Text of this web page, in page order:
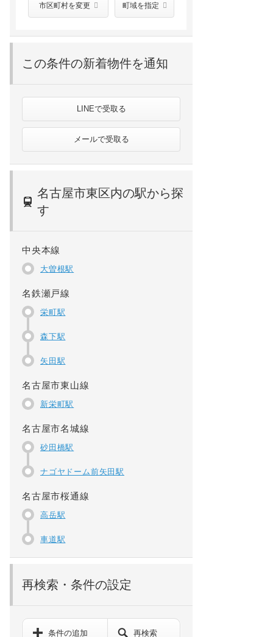
市区町村を変更 町域を指定
この条件の新着物件を通知
LINEで受取る
メールで受取る
名古屋市東区内の駅から探
す
中央本線
大曽根駅
名鉄瀬戸線
栄町駅
森下駅
矢田駅
名古屋市東山線
新栄町駅
名古屋市名城線
砂田橋駅
ナゴヤドーム前矢田駅
名古屋市桜通線
高岳駅
車道駅
再検索・条件の設定
条件の追加 再検索